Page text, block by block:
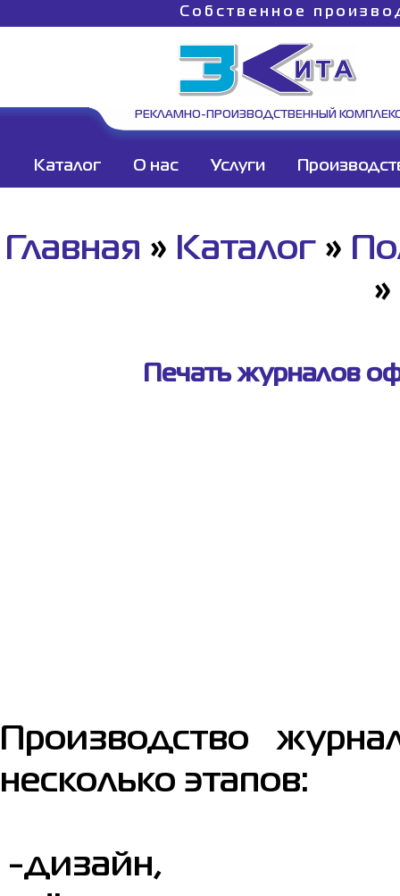
Собственное
РЕКЛАМНО-ПРОИЗВОДСТВЕННЫЙ
Каталог О нас Услуги
Главная » Каталог»
»
Печать журналов
Производство
несколько этапов:
-дизайн,